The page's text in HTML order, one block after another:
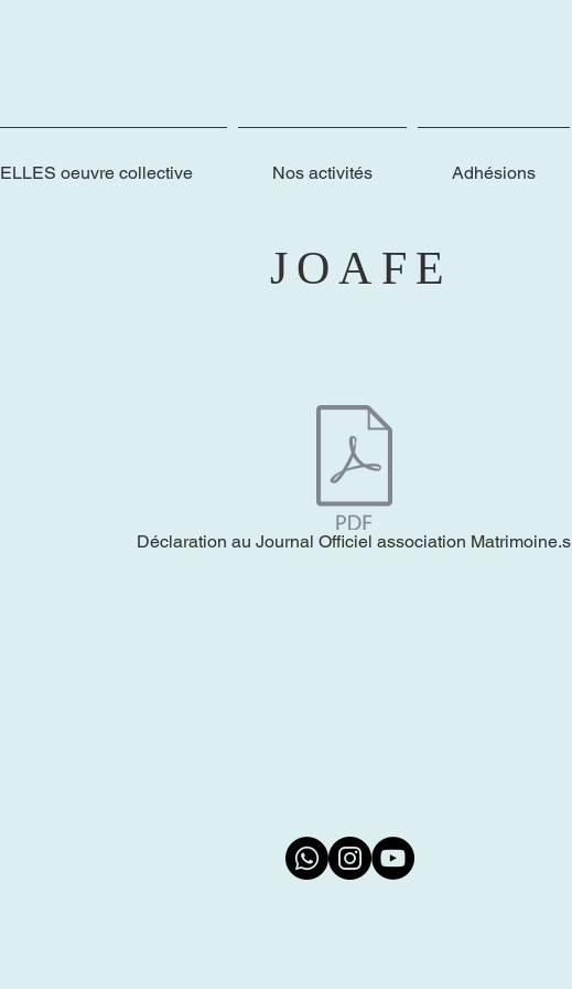
ELLES oeuvre collective Nos activités Adhésions
JOAFE
Déclaration au Journal Officiel association Matrimoine.s